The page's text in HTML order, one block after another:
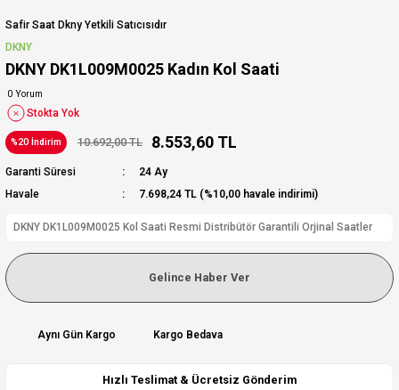
Safir Saat Dkny Yetkili Satıcısıdır
DKNY
DKNY DK1L009M0025 Kadın Kol Saati
0 Yorum
Stokta Yok
%20 İndirim 10.692,00 TL 8.553,60 TL
Garanti Süresi
24 Ay
Havale
7.698,24 TL (%10,00 havale indirimi)
DKNY DK1L009M0025 Kol Saati Resmi Distribütör Garantili Orjinal Saatler
Gelince Haber Ver
Aynı Gün Kargo Kargo Bedava
Hızlı Teslimat & Ücretsiz Gönderim